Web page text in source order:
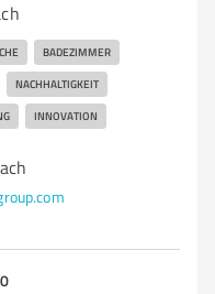
BADEZIMMER
NACHHALTIGKEIT
INNOVATION